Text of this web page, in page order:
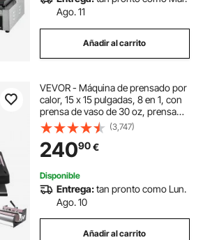
Ago. 11
Añadir al carrito
VEVOR - Máquina de prensado por
calor, 15 x 15 pulgadas, 8 en 1, con
prensa de vaso de 30 oz, prensa
digital de camisetas con giro de
360°, revestimiento de teflón, para
camisetas, tazas, sombreros y
platos, color negro
(3,747)
24090€
Disponible
Entrega:tan pronto como Lun.
Ago. 10
Añadir al carrito